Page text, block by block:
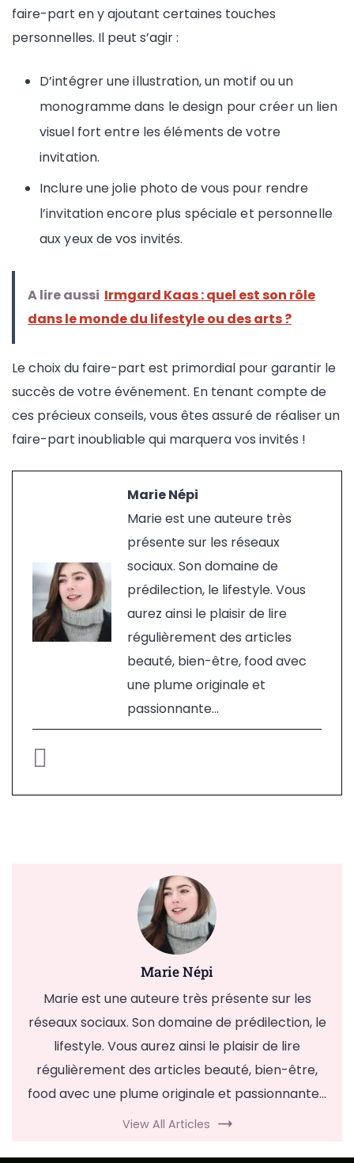
faire-part en y ajoutant certaines touches
personnelles. Il peut s’agir :
D’intégrer une illustration, un motif ou un
monogramme dans le design pour créer un lien
visuel fort entre les éléments de votre
invitation.
Inclure une jolie photo de vous pour rendre
l’invitation encore plus spéciale et personnelle
aux yeux de vos invités.
A lire aussi Irmgard Kaas : quel est son rôle
dans le monde du lifestyle ou des arts ?
Le choix du faire-part est primordial pour garantir le
succès de votre événement. En tenant compte de
ces précieux conseils, vous êtes assuré de réaliser un
faire-part inoubliable qui marquera vos invités !
Marie Népi
Marie est une auteure très
présente sur les réseaux
sociaux. Son domaine de
prédilection, le lifestyle. Vous
aurez ainsi le plaisir de lire
régulièrement des articles
beauté, bien-être, food avec
une plume originale et
passionnante...
Marie Népi
Marie est une auteure très présente sur les
réseaux sociaux. Son domaine de prédilection, le
lifestyle. Vous aurez ainsi le plaisir de lire
régulièrement des articles beauté, bien-être,
food avec une plume originale et passionnante...
View All Articles